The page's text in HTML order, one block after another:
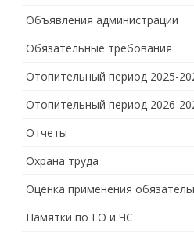
Объявления администрации
Обязательные требования
Отопительный период 2025-
Отопительный период 2026-
Отчеты
Охрана труда
Оценка применения
Памятки по ГО и ЧС